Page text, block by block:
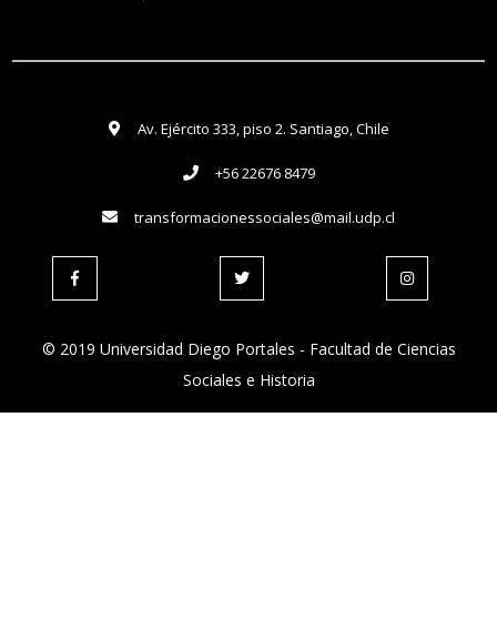
Av. Ejército 333, piso 2. Santiago, Chile
+56 22676 8479
transformacionessociales@mail.udp.cl
© 2019 Universidad Diego Portales - Facultad de Ciencias
Sociales e Historia